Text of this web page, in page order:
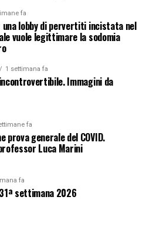
fa
una lobby di pervertiti incistata nel
vuole legittimare la sodomia
1 settimana fa
Immagini da
fa
prova generale del COVID.
Luca Marini
fa
settimana 2026